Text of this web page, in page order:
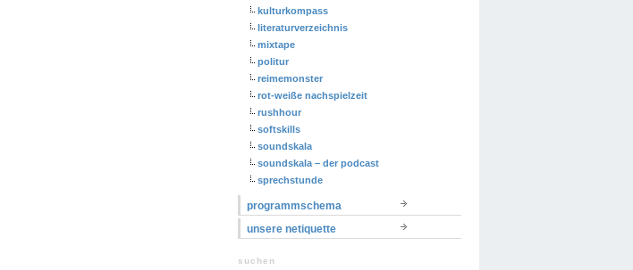
kulturkompass
literaturverzeichnis
mixtape
politur
reimemonster
rot-weiße nachspielzeit
rushhour
softskills
soundskala
soundskala – der podcast
sprechstunde
programmschema
unsere netiquette
suchen